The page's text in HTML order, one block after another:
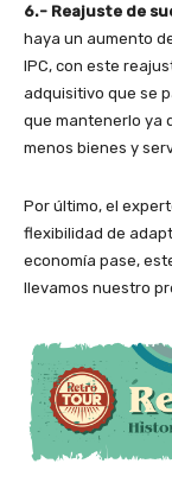
6.- Reajuste de
haya un aumento
IPC, con este
adquisitivo que se
que mantenerlo ya
menos bienes y
Por último, el
flexibilidad de
economía pase,
llevamos nuestro